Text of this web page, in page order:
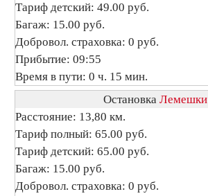
Тариф детский: 49.00 руб.
Багаж: 15.00 руб.
Добровол. страховка: 0 руб.
Прибытие: 09:55
Время в пути: 0 ч. 15 мин.
Остановка Лемешки
Расстояние: 13,80 км.
Тариф полный: 65.00 руб.
Тариф детский: 65.00 руб.
Багаж: 15.00 руб.
Добровол. страховка: 0 руб.